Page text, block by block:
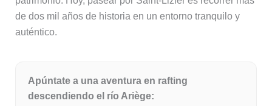
de dos mil años de historia en un entorno tranquilo y
auténtico.
Apúntate a una aventura en rafting
descendiendo el río Ariège: